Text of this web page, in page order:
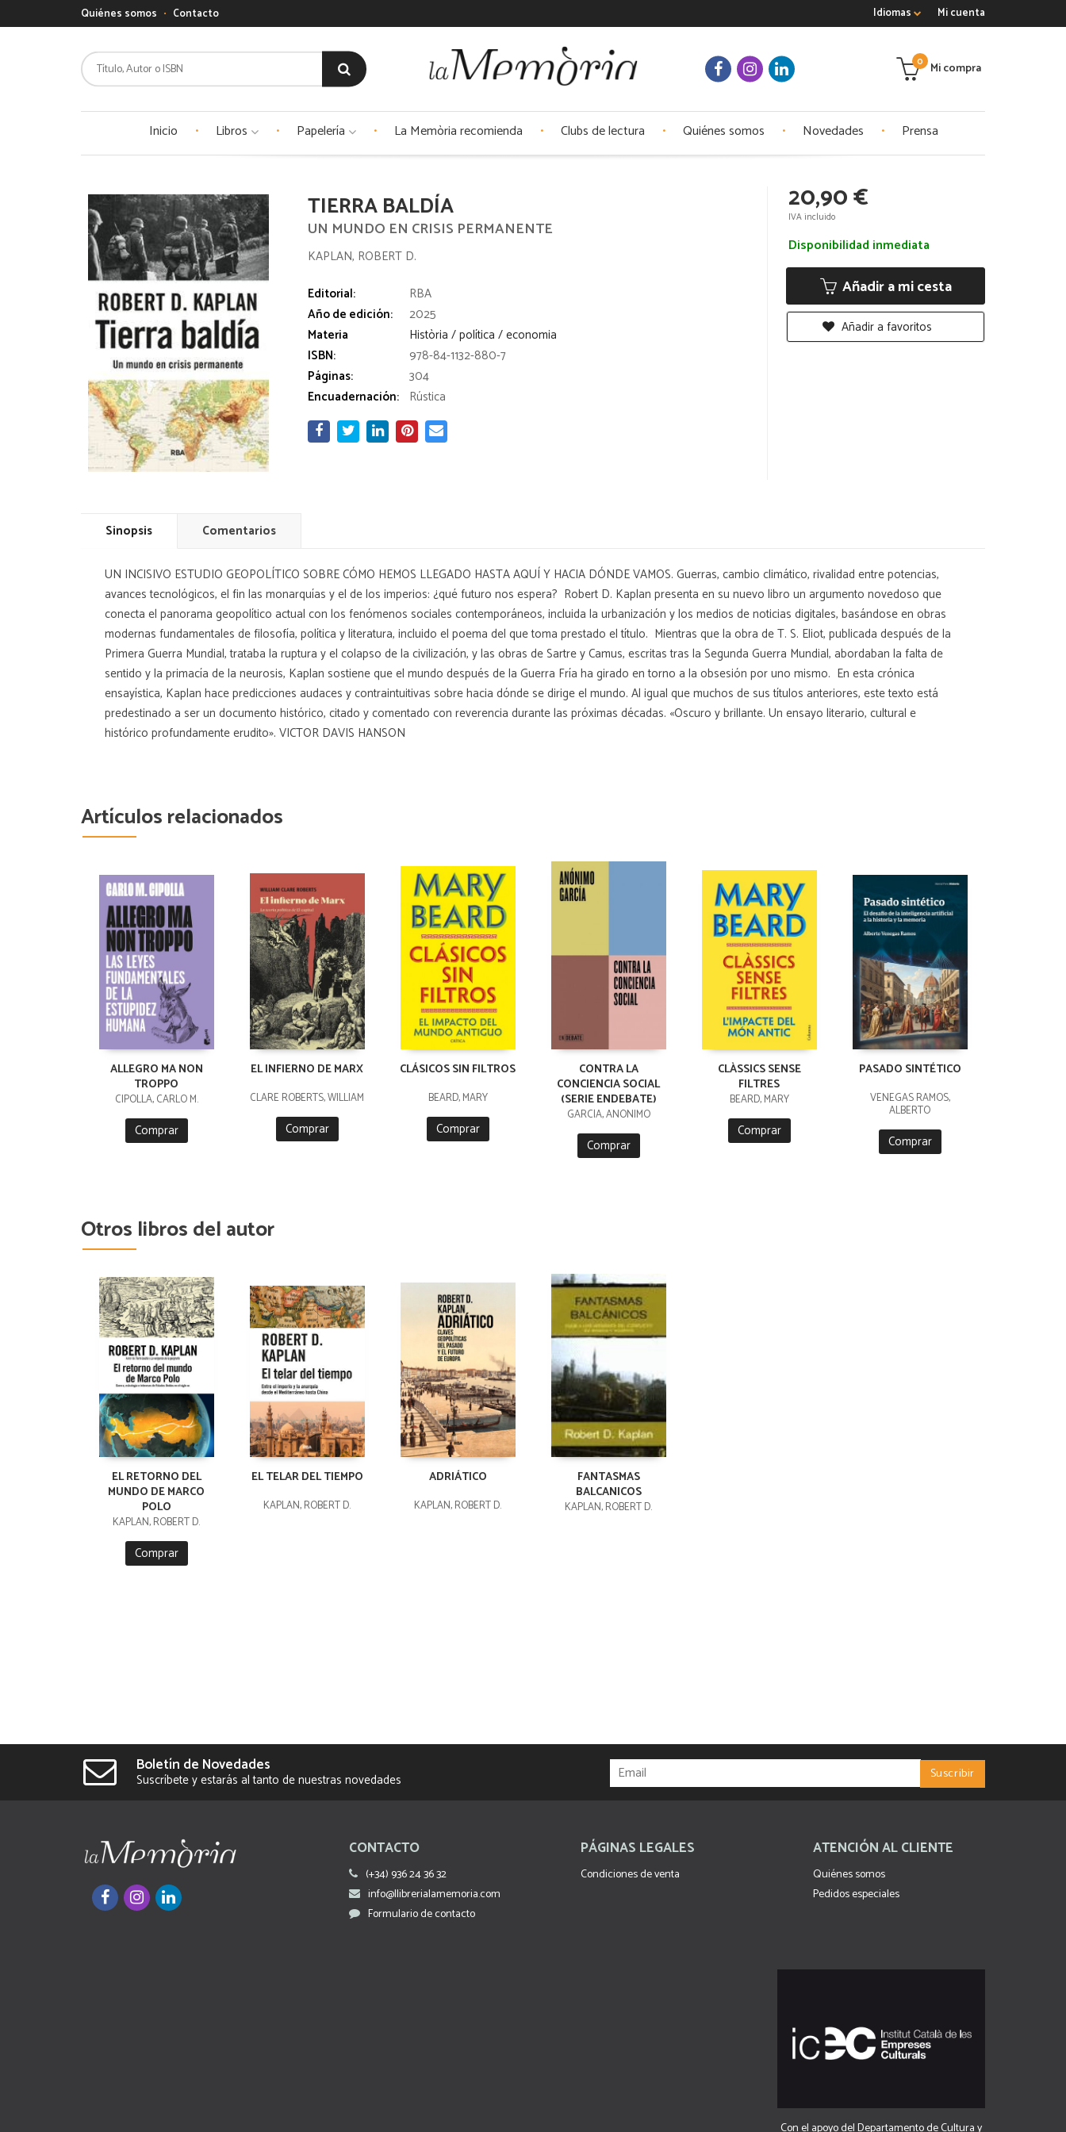
Mi cuenta
Idiomas
Quiénes somos Contacto
Mi compra
0
Inicio Libros Papelería La Memòria recomienda Clubs de lectura Quiénes somos Novedades Prensa
TIERRA BALDÍA
UN MUNDO EN CRISIS PERMANENTE
KAPLAN, ROBERT D.
Editorial:
RBA
Año de edición:
2025
Materia
Història / política / economia
ISBN:
978-84-1132-880-7
Páginas:
304
Encuadernación: Rústica
20,90 €
IVA incluido
Disponibilidad inmediata
Añadir a mi cesta
Añadir a favoritos
Sinopsis Comentarios
UN INCISIVO ESTUDIO GEOPOLÍTICO SOBRE CÓMO HEMOS LLEGADO HASTA AQUÍ Y HACIA DÓNDE VAMOS. Guerras, cambio climático, rivalidad entre potencias,
avances tecnológicos, el fin las monarquías y el de los imperios: ¿qué futuro nos espera? Robert D. Kaplan presenta en su nuevo libro un argumento novedoso que
conecta el panorama geopolítico actual con los fenómenos sociales contemporáneos, incluida la urbanización y los medios de noticias digitales, basándose en obras
modernas fundamentales de filosofía, política y literatura, incluido el poema del que toma prestado el título. Mientras que la obra de T. S. Eliot, publicada después de la
Primera Guerra Mundial, trataba la ruptura y el colapso de la civilización, y las obras de Sartre y Camus, escritas tras la Segunda Guerra Mundial, abordaban la falta de
sentido y la primacía de la neurosis, Kaplan sostiene que el mundo después de la Guerra Fría ha girado en torno a la obsesión por uno mismo. En esta crónica
ensayística, Kaplan hace predicciones audaces y contraintuitivas sobre hacia dónde se dirige el mundo. Al igual que muchos de sus títulos anteriores, este texto está
predestinado a ser un documento histórico, citado y comentado con reverencia durante las próximas décadas. «Oscuro y brillante. Un ensayo literario, cultural e
histórico profundamente erudito». VICTOR DAVIS HANSON
Artículos relacionados
ALLEGRO MA NON
TROPPO
CIPOLLA, CARLO M.
Comprar
EL INFIERNO DE MARX
CLARE ROBERTS, WILLIAM
Comprar
CLÁSICOS SIN FILTROS
BEARD, MARY
Comprar
CONTRA LA
CONCIENCIA SOCIAL
(SERIE ENDEBATE)
GARCÍA, ANÓNIMO
Comprar
CLÀSSICS SENSE
FILTRES
BEARD, MARY
Comprar
PASADO SINTÉTICO
VENEGAS RAMOS,
ALBERTO
Comprar
Otros libros del autor
EL RETORNO DEL
MUNDO DE MARCO
POLO
KAPLAN, ROBERT D.
Comprar
EL TELAR DEL TIEMPO
KAPLAN, ROBERT D.
ADRIÁTICO
KAPLAN, ROBERT D.
FANTASMAS
BALCANICOS
KAPLAN, ROBERT D.
Boletín de Novedades
Suscríbete y estarás al tanto de nuestras novedades
CONTACTO
(+34) 936 24 36 32
info@llibrerialamemoria.com
Formulario de contacto
PÁGINAS LEGALES
Condiciones de venta
ATENCIÓN AL CLIENTE
Quiénes somos
Pedidos especiales